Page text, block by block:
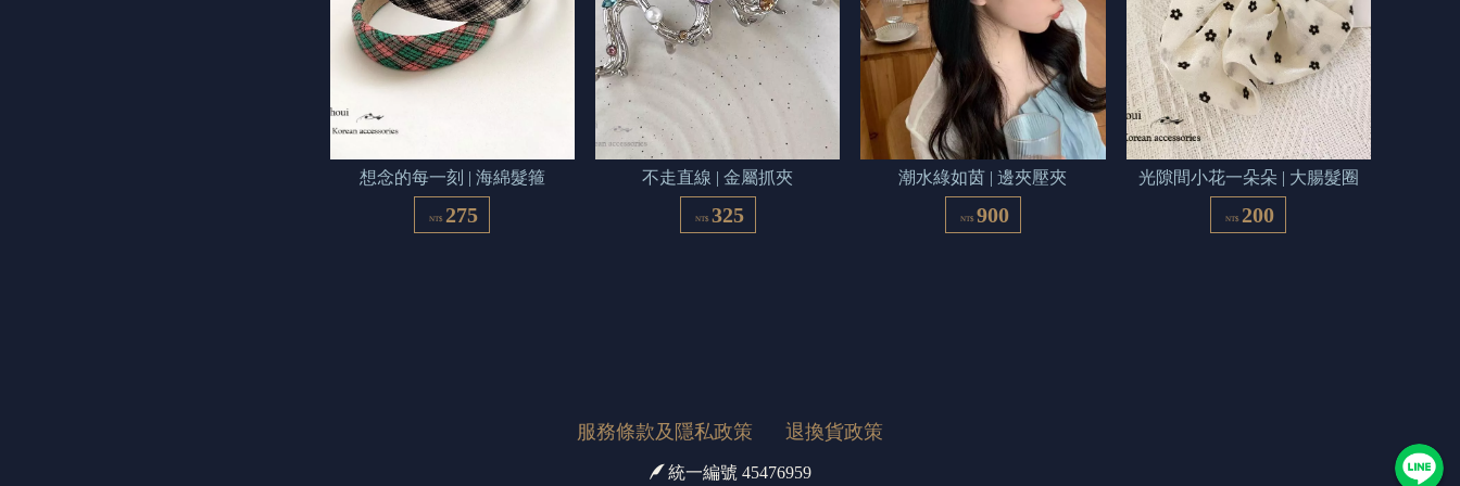
NT$ 275
想念的每一刻 | 海綿髮箍
NT$ 325
不走直線 | 金屬抓夾
NT$ 900
潮水綠如茵 | 邊夾壓夾
NT$ 200
光隙間小花一朵朵 | 大腸髮圈
服務條款及隱私政策 退換貨政策
統一編號 45476959